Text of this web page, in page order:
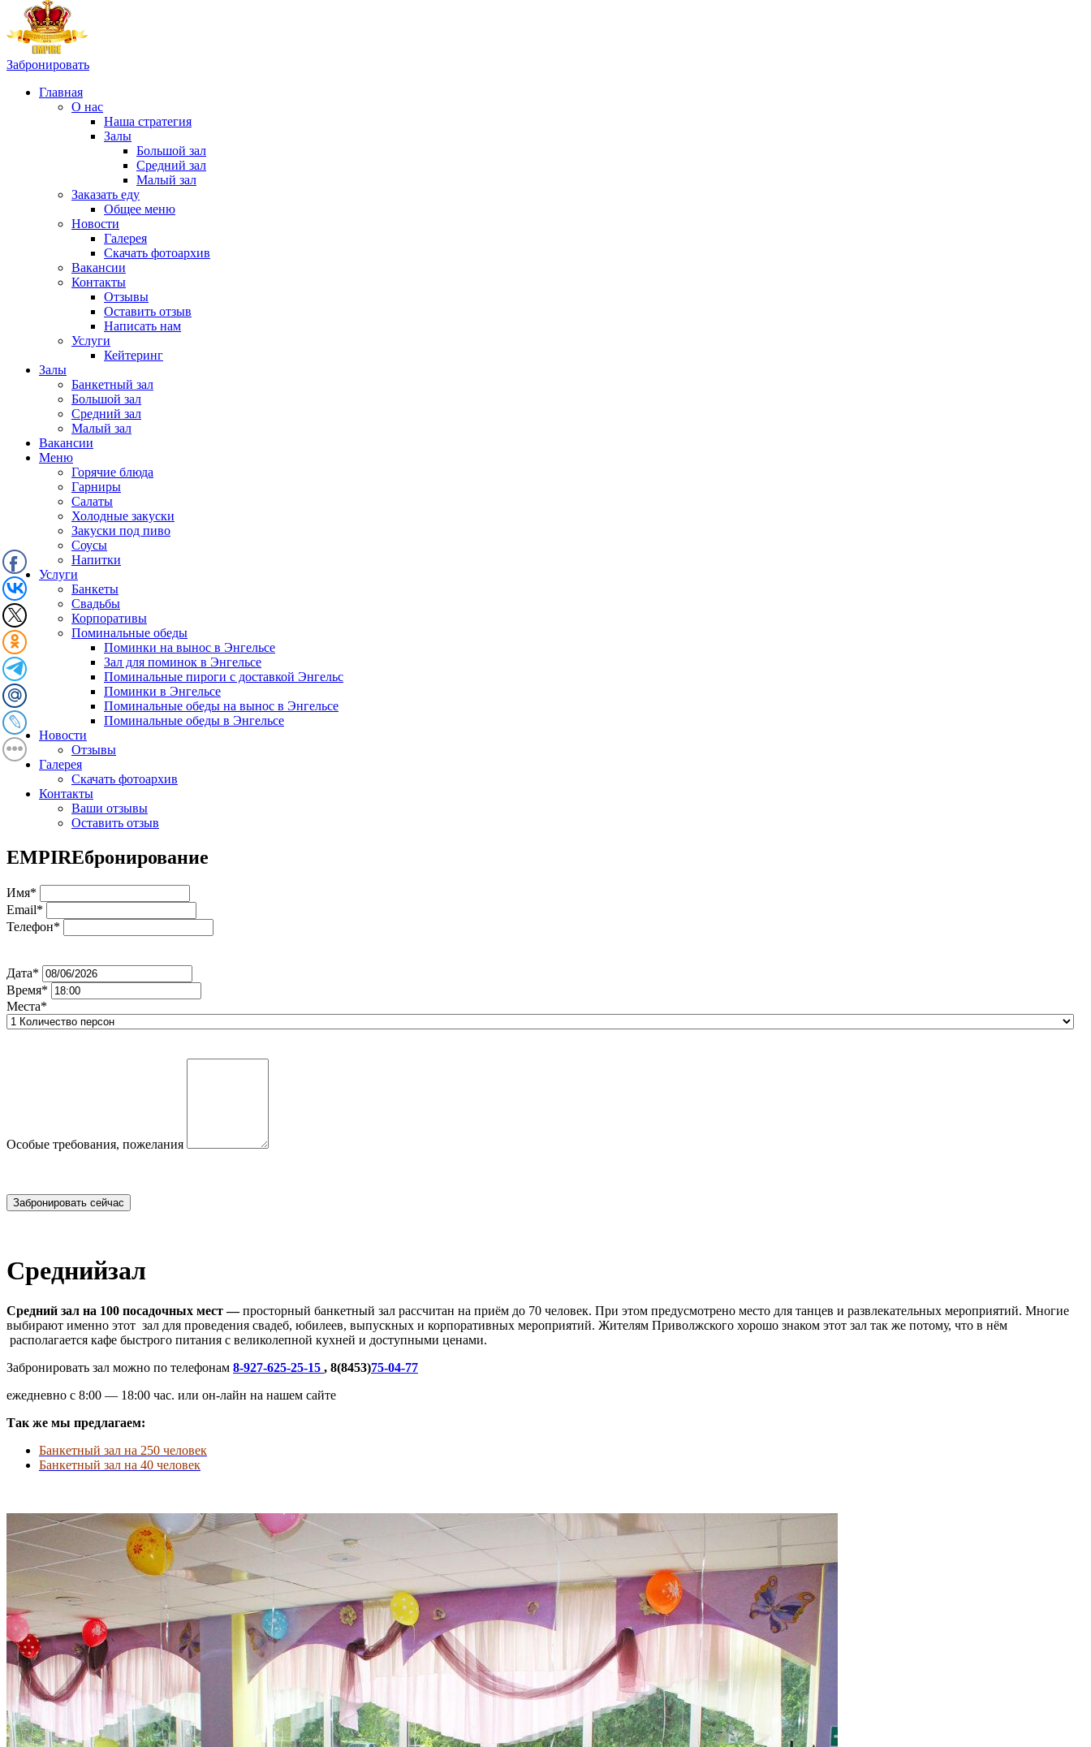
Забронировать
Главная
О нас
Наша стратегия
Залы
Большой зал
Средний зал
Малый зал
Заказать еду
Общее меню
Новости
Галерея
Скачать фотоархив
Вакансии
Контакты
Отзывы
Оставить отзыв
Написать нам
Услуги
Кейтеринг
Залы
Банкетный зал
Большой зал
Средний зал
Малый зал
Вакансии
Меню
Горячие блюда
Гарниры
Салаты
Холодные закуски
Закуски под пиво
Соусы
Напитки
Услуги
Банкеты
Свадьбы
Корпоративы
Поминальные обеды
Поминки на вынос в Энгельсе
Зал для поминок в Энгельсе
Поминальные пироги с доставкой Энгельс
Поминки в Энгельсе
Поминальные обеды на вынос в Энгельсе
Поминальные обеды в Энгельсе
Новости
Отзывы
Галерея
Скачать фотоархив
Контакты
Ваши отзывы
Оставить отзыв
EMPIREбронирование
Имя*
Email*
Телефон*
Дата*
Время*
Места*
Особые требования, пожелания
Среднийзал
Средний зал на 100 посадочных мест —просторный банкетный зал рассчитан на приём до 70 человек. При этом предусмотрено место для танцев и развлекательных мероприятий. Многие
выбирают именно этот зал для проведения свадеб, юбилеев, выпускных и корпоративных мероприятий. Жителям Приволжского хорошо знаком этот зал так же потому, что в нём
располагается кафе быстрого питания с великолепной кухней и доступными ценами.
Забронировать зал можно по телефонам 8-927-625-25-15 , 8(8453)75-04-77
ежедневно с 8:00 — 18:00 час. или он-лайн на нашем сайте
Так же мы предлагаем:
Банкетный зал на 250 человек
Банкетный зал на 40 человек